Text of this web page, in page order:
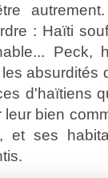
: Haïti
Peck,
absurdités
d'haïtiens
bien
ses